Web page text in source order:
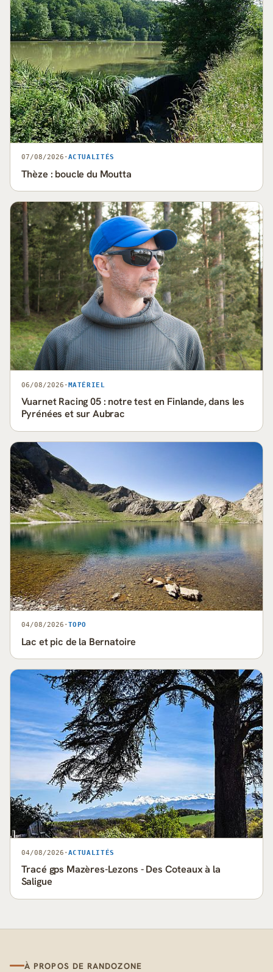
07/08/2026 · ACTUALITÉS
Thèze : boucle du Moutta
06/08/2026 · MATÉRIEL
Vuarnet Racing 05 : notre test en Finlande, dans les
Pyrénées et sur Aubrac
04/08/2026 · TOPO
Lac et pic de la Bernatoire
04/08/2026 · ACTUALITÉS
Tracé gps Mazères-Lezons - Des Coteaux à la
Saligue
À PROPOS DE RANDOZONE